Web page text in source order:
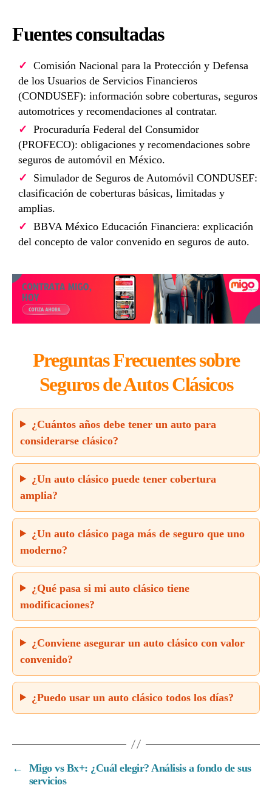
Fuentes consultadas
Comisión Nacional para la Protección y Defensa
de los Usuarios de Servicios Financieros
(CONDUSEF): información sobre coberturas, seguros
automotrices y recomendaciones al contratar.
Procuraduría Federal del Consumidor
(PROFECO): obligaciones y recomendaciones sobre
seguros de automóvil en México.
Simulador de Seguros de Automóvil CONDUSEF:
clasificación de coberturas básicas, limitadas y
amplias.
BBVA México Educación Financiera: explicación
del concepto de valor convenido en seguros de auto.
Preguntas Frecuentes sobre
Seguros de Autos Clásicos
¿Cuántos años debe tener un auto para
considerarse clásico?
¿Un auto clásico puede tener cobertura
amplia?
¿Un auto clásico paga más de seguro que uno
moderno?
¿Qué pasa si mi auto clásico tiene
modificaciones?
¿Conviene asegurar un auto clásico con valor
convenido?
¿Puedo usar un auto clásico todos los días?
←
Migo vs Bx+: ¿Cuál elegir? Análisis a fondo de sus
servicios